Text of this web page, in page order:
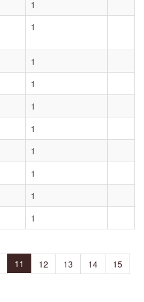
1
1
1
1
1
1
1
1
1
1
11 12 13 14
15